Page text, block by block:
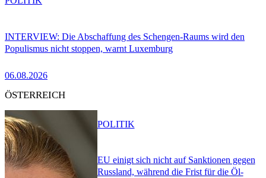
INTERVIEW: Die Abschaffung des Schengen-Raums wird den
Populismus nicht stoppen, warnt Luxemburg
06.08.2026
ÖSTERREICH
EU einigt sich nicht auf Sanktionen gegen
Russland, während die Frist für die Öl-
POLITIK